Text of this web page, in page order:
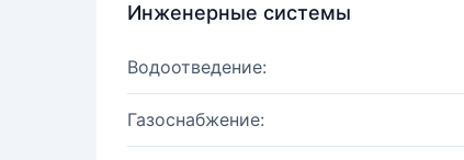
Инженерные системы
Водоотведение:
Газоснабжение: